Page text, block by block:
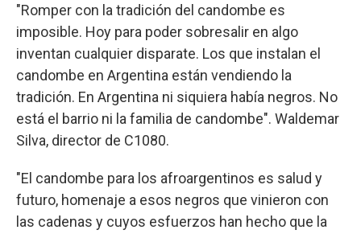
"Romper con la tradición del candombe es
imposible. Hoy para poder sobresalir en algo
inventan cualquier disparate. Los que instalan el
candombe en Argentina están vendiendo la
tradición. En Argentina ni siquiera había negros. No
está el barrio ni la familia de candombe". Waldemar
Silva, director de C1080.
"El candombe para los afroargentinos es salud y
futuro, homenaje a esos negros que vinieron con
las cadenas y cuyos esfuerzos han hecho que la